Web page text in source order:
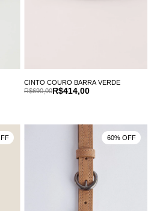
CINTO COURO BARRA VERDE
R$414,00
R$690,00
60% OFF